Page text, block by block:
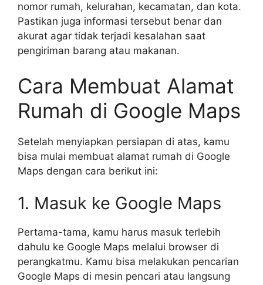
nomor rumah, kelurahan, kecamatan, dan kota.
Pastikan juga informasi tersebut benar dan
akurat agar tidak terjadi kesalahan saat
pengiriman barang atau makanan.
Cara Membuat Alamat
Rumah di Google Maps
Setelah menyiapkan persiapan di atas, kamu
bisa mulai membuat alamat rumah di Google
Maps dengan cara berikut ini:
1. Masuk ke Google Maps
Pertama-tama, kamu harus masuk terlebih
dahulu ke Google Maps melalui browser di
perangkatmu. Kamu bisa melakukan pencarian
Google Maps di mesin pencari atau langsung